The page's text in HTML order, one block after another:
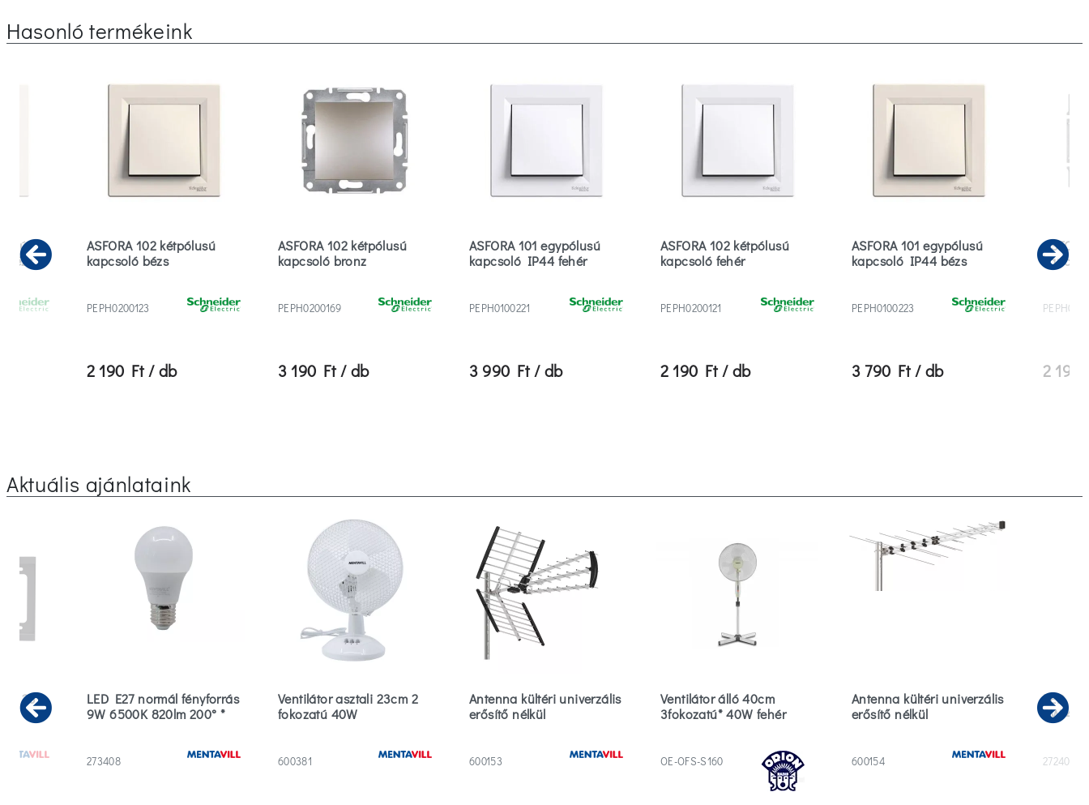
Hasonló termékeink
Previous
bézs
ASFORA 102 kétpólusú
kapcsoló bézs
PEPH0200123
2 190 Ft / db
ASFORA 102 kétpólusú
kapcsoló bronz
PEPH0200169
3 190 Ft / db
ASFORA 101 egypólusú
kapcsoló IP44 fehér
PEPH0100221
3 990 Ft / db
ASFORA 102 kétpólusú
kapcsoló fehér
PEPH0200121
2 190 Ft / db
ASFORA 101 egypólusú
kapcsoló IP44 bézs
PEPH0100223
3 790 Ft / db 2 190
Aktuális ajánlataink
Previous
23
LED E27 normál fényforrás
9W 6500K 820lm 200° *
273408
Ventilátor asztali 23cm 2
fokozatú 40W
600381
Antenna kültéri univerzális
erősítő nélkül
600153
Ventilátor álló 40cm
3fokozatú* 40W fehér
OE-OFS-S160
Antenna kültéri univerzális
erősítő nélkül
600154
LED
9W
272408